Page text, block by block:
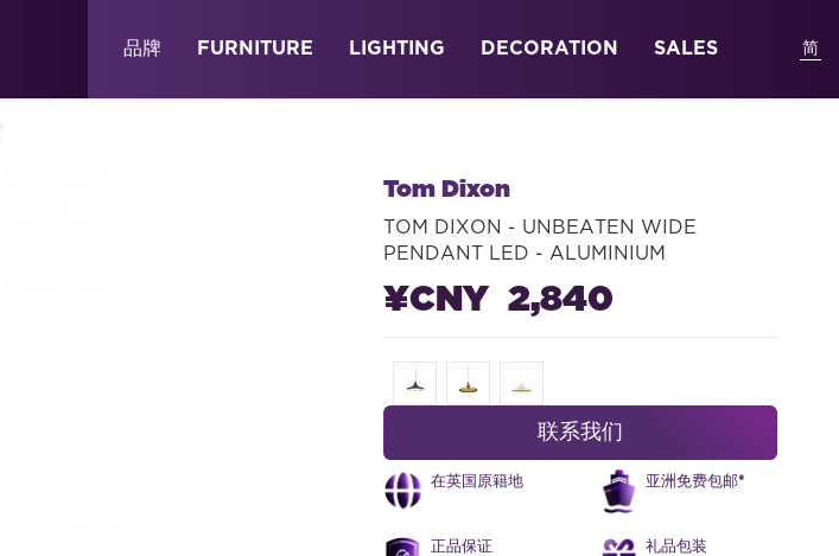
品牌 FURNITURE LIGHTING DECORATION SALES
Tom Dixon
TOM DIXON - UNBEATEN WIDE
PENDANT LED - ALUMINIUM
¥CNY 2,840
联系我们
在英国原籍地 亚洲免费包邮*
正品保证 礼品包装